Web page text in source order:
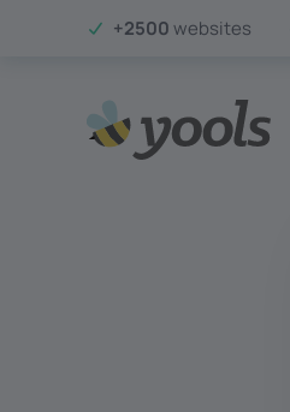
+2500 websites